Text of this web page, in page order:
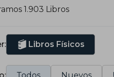
1.903 Libros
Libros Físicos
Todos Nuevos